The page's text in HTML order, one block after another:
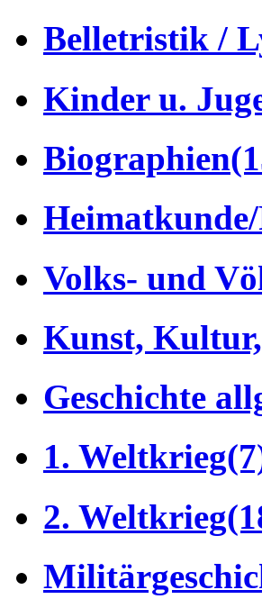
Belletristik /
Kinder u.
Biographien
Volks- und
Kunst,
Geschichte
1. Weltkrieg
2. Weltkrieg